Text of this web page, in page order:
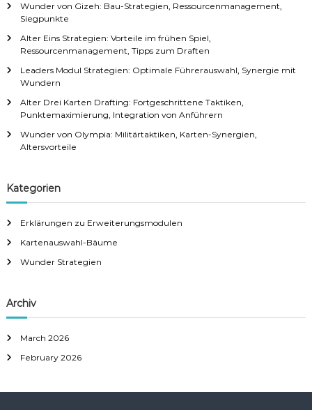
f
r
Wunder von Gizeh: Bau-Strategien, Ressourcenmanagement,
Siegpunkte
Alter Eins Strategien: Vorteile im frühen Spiel,
Ressourcenmanagement, Tipps zum Draften
Leaders Modul Strategien: Optimale Führerauswahl, Synergie mit
Wundern
Alter Drei Karten Drafting: Fortgeschrittene Taktiken,
Punktemaximierung, Integration von Anführern
Wunder von Olympia: Militärtaktiken, Karten-Synergien,
Altersvorteile
Kategorien
Erklärungen zu Erweiterungsmodulen
Kartenauswahl-Bäume
Wunder Strategien
Archiv
March 2026
February 2026